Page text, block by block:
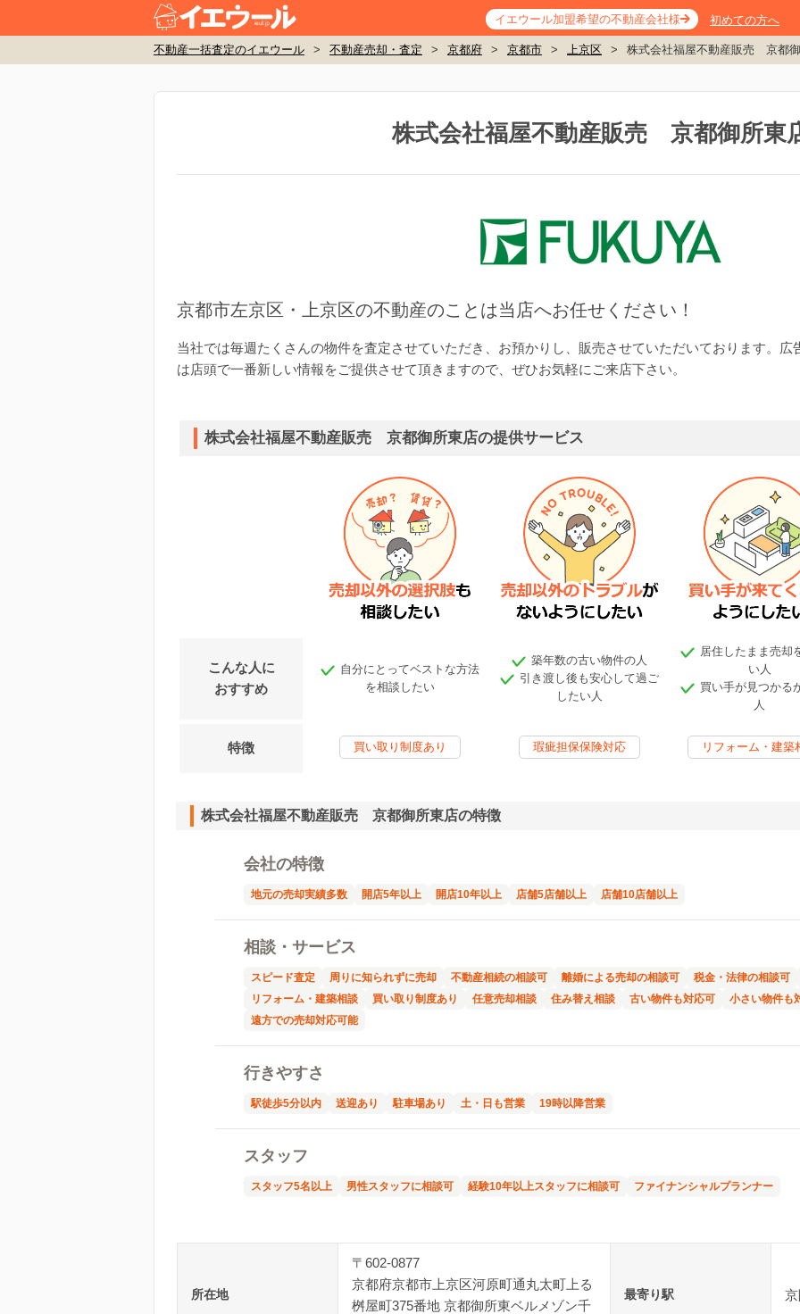
イエウール加盟希望の不動産会社様 初めての方へ
不動産一括査定のイエウール > 不動産売却・査定 > 京都府 > 京都市 > 上京区 > 株式会社福屋不動産販売 京都
株式会社福屋不動産販売 京都御所東
京都市左京区・上京区の不動産のことは当店へお任せください！
当社では毎週たくさんの物件を査定させていただき、お預かりし、販売させていただいております。
は店頭で一番新しい情報をご提供させて頂きますので、ぜひお気軽にご来店下さい。
株式会社福屋不動産販売 京都御所東店の提供サービス
こんな人に
おすすめ
自分にとってベストな方法
を相談したい
築年数の古い物件の人
引き渡し後も安心して過ご
したい人
居住したまま売却
い人
買い手が見つかる
人
特徴 買い取り制度あり 瑕疵担保保険対応 リフォーム・建築
株式会社福屋不動産販売 京都御所東店の特徴
会社の特徴
地元の売却実績多数 開店5年以上 開店10年以上 店舗5店舗以上 店舗10店舗以上
相談・サービス
スピード査定 周りに知られずに売却 不動産相続の相談可 離婚による売却の相談可
税金・法律の相談可
リフォーム・建築相談
買い取り制度あり 任意売却相談 住み替え相談 古い物件も対応可
小さい物件も
遠方での売却対応可能
行きやすさ
駅徒歩5分以内 送迎あり 駐車場あり 土・日も営業 19時以降営業
スタッフ
スタッフ5名以上 男性スタッフに相談可 経験10年以上スタッフに相談可 ファイナンシャルプランナー
所在地
〒602-0877
京都府京都市上京区河原町通丸太町上る
桝屋町375番地 京都御所東ベルメゾン千
最寄り駅